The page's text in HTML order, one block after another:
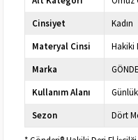
Cinsiyet
Kadın
Materyal Cinsi
Hakiki
Marka
Kullanım Alanı
Günlük
Sezon
Dört